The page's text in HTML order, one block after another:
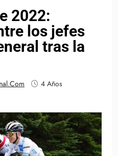
2022:
los jefes
tras la
4 Años